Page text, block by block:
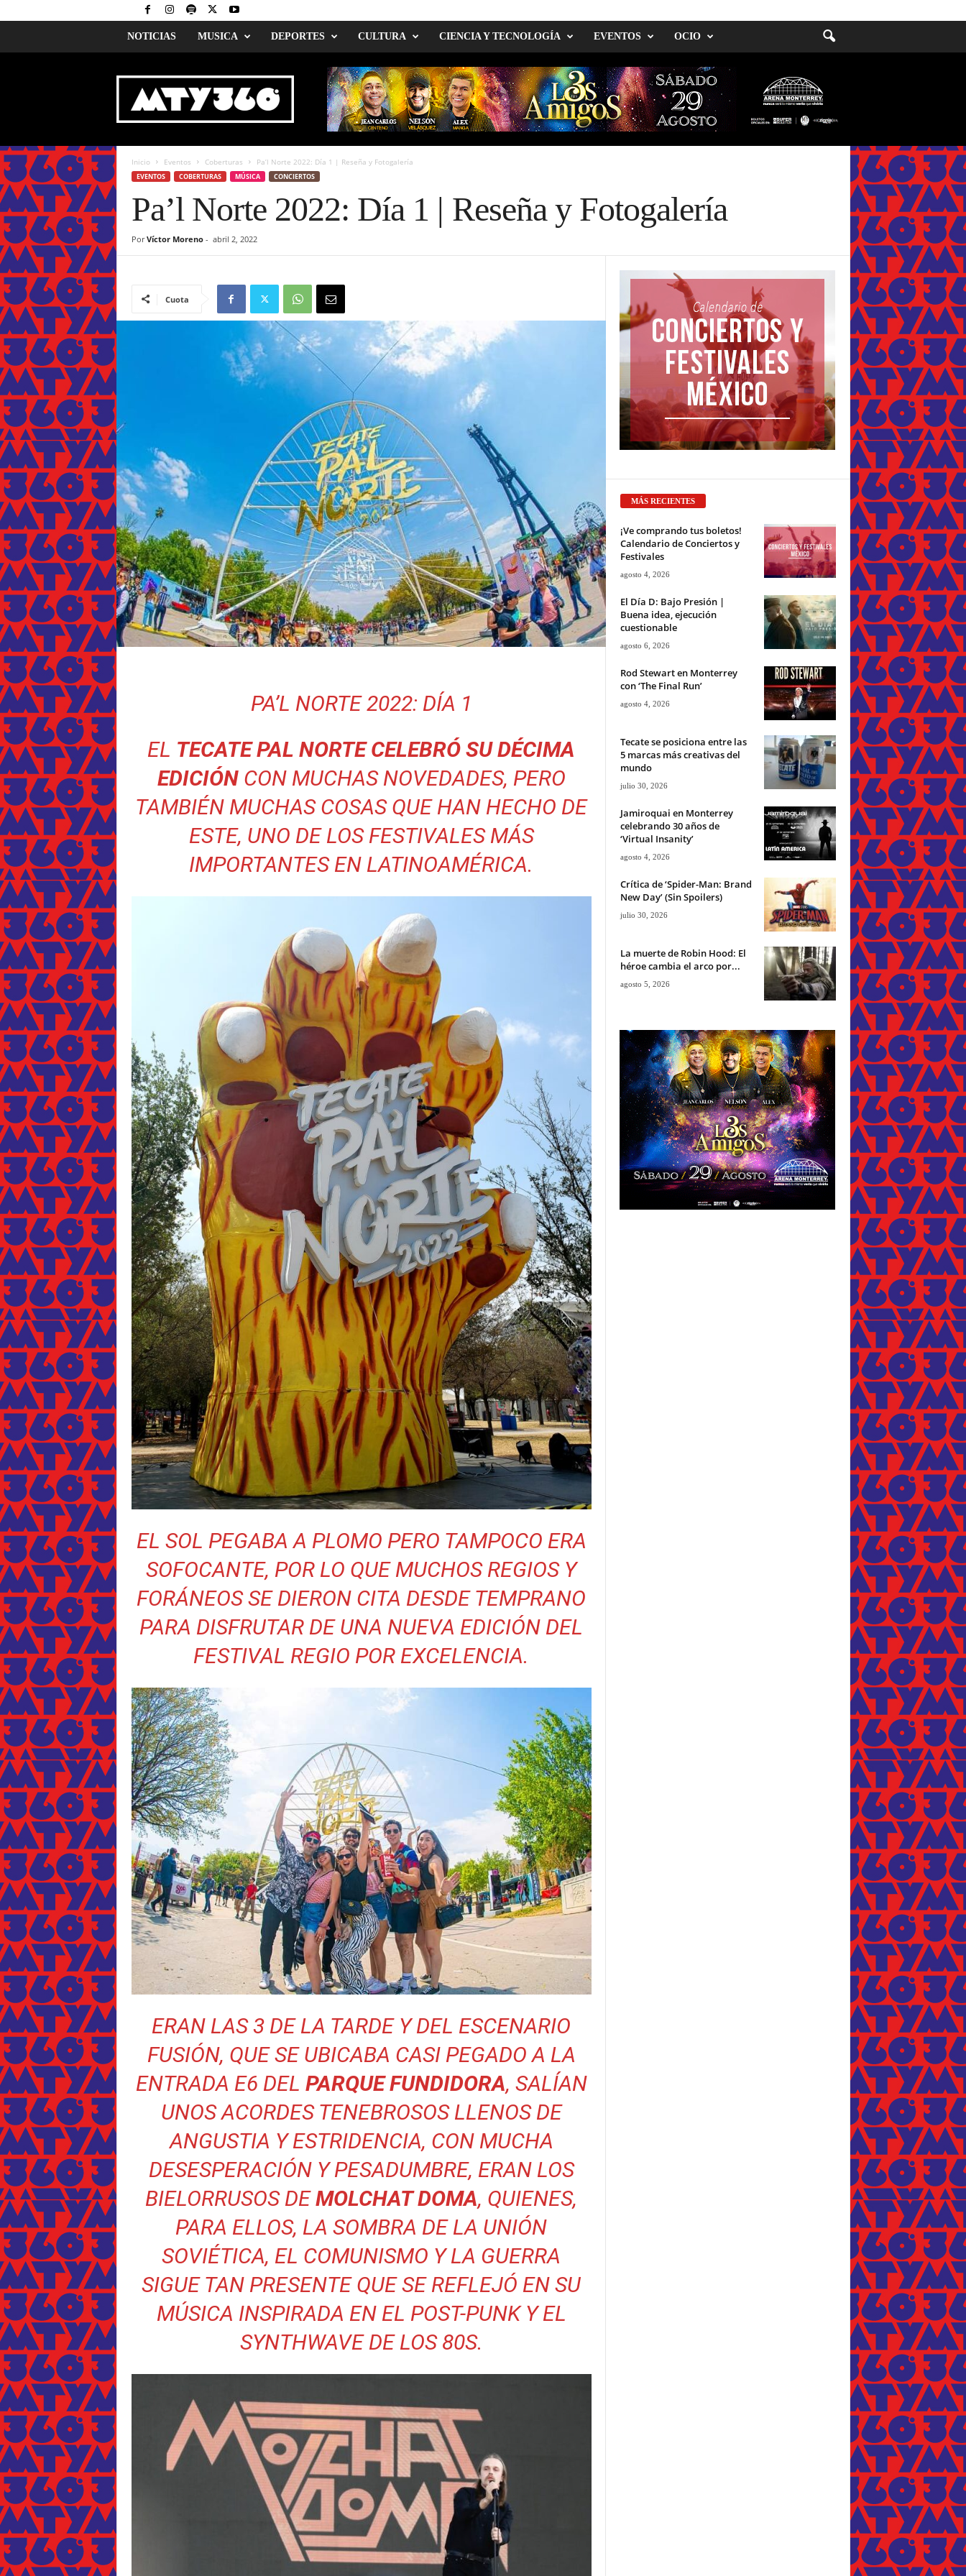
NOTICIAS MUSICA DEPORTES CULTURA CIENCIA Y TECNOLOGÍA EVENTOS OCIO
o
e
y
Inicio Eventos Coberturas Pa’l Norte 2022: Día 1 | Reseña y Fotogalería
EVENTOS COBERTURAS MÚSICA CONCIERTOS
Pa’l Norte 2022: Día 1 | Reseña y Fotogalería
Por Víctor Moreno- abril 2, 2022
Cuota
PA’L NORTE 2022: DÍA 1
EL TECATE PAL NORTE CELEBRÓ SU DÉCIMA
EDICIÓNCON MUCHAS NOVEDADES, PERO
TAMBIÉN MUCHAS COSAS QUE HAN HECHO DE
ESTE, UNO DE LOS FESTIVALES MÁS
IMPORTANTES EN LATINOAMÉRICA.
EL SOL PEGABA A PLOMO PERO TAMPOCO ERA
SOFOCANTE, POR LO QUE MUCHOS REGIOS Y
FORÁNEOS SE DIERON CITA DESDE TEMPRANO
PARA DISFRUTAR DE UNA NUEVA EDICIÓN DEL
FESTIVAL REGIO POR EXCELENCIA.
ERAN LAS 3 DE LA TARDE Y DEL ESCENARIO
FUSIÓN, QUE SE UBICABA CASI PEGADO A LA
ENTRADA E6 DEL PARQUE FUNDIDORA, SALÍAN
UNOS ACORDES TENEBROSOS LLENOS DE
ANGUSTIA Y ESTRIDENCIA, CON MUCHA
DESESPERACIÓN Y PESADUMBRE, ERAN LOS
BIELORRUSOS DEMOLCHAT DOMA, QUIENES,
PARA ELLOS, LA SOMBRA DE LA UNIÓN
SOVIÉTICA, EL COMUNISMO Y LA GUERRA
SIGUE TAN PRESENTE QUE SE REFLEJÓ EN SU
MÚSICA INSPIRADA EN EL POST-PUNK Y EL
SYNTHWAVE DE LOS 80S.
MÁS RECIENTES
¡Ve comprando tus boletos!
Calendario de Conciertos y
Festivales
agosto 4, 2026
El Día D: Bajo Presión |
Buena idea, ejecución
cuestionable
agosto 6, 2026
Rod Stewart en Monterrey
con ‘The Final Run’
agosto 4, 2026
Tecate se posiciona entre las
5 marcas más creativas del
mundo
julio 30, 2026
Jamiroquai en Monterrey
celebrando 30 años de
‘Virtual Insanity’
agosto 4, 2026
Crítica de ‘Spider-Man: Brand
New Day’ (Sin Spoilers)
julio 30, 2026
La muerte de Robin Hood: El
héroe cambia el arco por...
agosto 5, 2026